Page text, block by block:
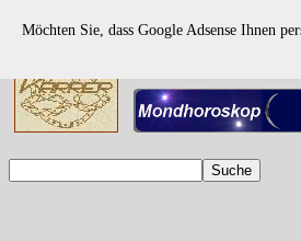
Möchten Sie, dass Google Adsense Ihnen